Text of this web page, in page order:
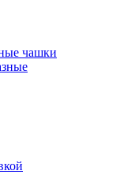
чашки